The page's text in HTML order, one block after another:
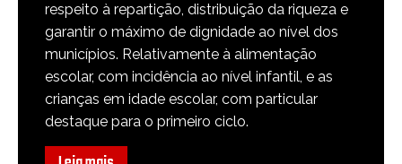
respeito à repartição, distribuição da riqueza e
garantir o máximo de dignidade ao nível dos
municípios. Relativamente à alimentação
escolar, com incidência ao nível infantil, e as
crianças em idade escolar, com particular
destaque para o primeiro ciclo.